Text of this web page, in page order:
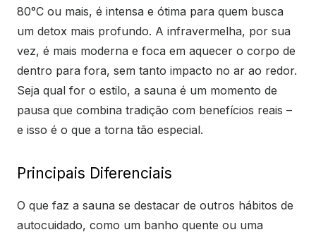
80°C ou mais, é intensa e ótima para quem busca
um detox mais profundo. A infravermelha, por sua
vez, é mais moderna e foca em aquecer o corpo de
dentro para fora, sem tanto impacto no ar ao redor.
Seja qual for o estilo, a sauna é um momento de
pausa que combina tradição com benefícios reais –
e isso é o que a torna tão especial.
Principais Diferenciais
O que faz a sauna se destacar de outros hábitos de
autocuidado, como um banho quente ou uma